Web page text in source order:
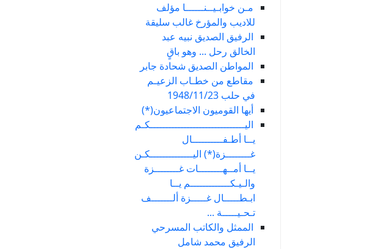
مـن خوابـيــنــــــا مؤلف
للاديب والمؤرخ غالب سليقة
الرفيق الصديق نبيه عبد
الخالق رحل ... وهو باقٍ
المواطن الصديق شحادة جابر
مقاطع من خطـاب الزعيـم
في حلب 1948/11/23
أيها القوميون الاجتماعيون(*)
اليـــــــــــــــــــــــــــــــكـم
يــا أطـفــــــــــال
غــــــــزة(*) اليــــــــــــــكـن
يــا أمــهــــــــات غــــــــزة
والـيـكـــــــــــــم يــا
ابـطـــــال غـــــزة ألـــــــف
تـحـيـــــة ...
الممثل والكاتب المسرحي
الرفيق محمد شامل